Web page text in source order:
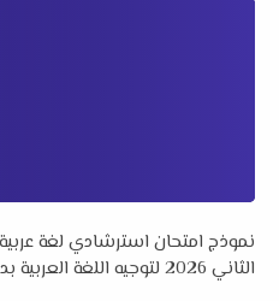
نموذج امتحان استرشادي لغة
الثاني 2026 لتوجيه اللغة العربية بدمياط